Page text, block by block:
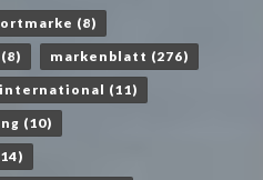
(8)
(8) markenblatt (276)
(11)
(10)